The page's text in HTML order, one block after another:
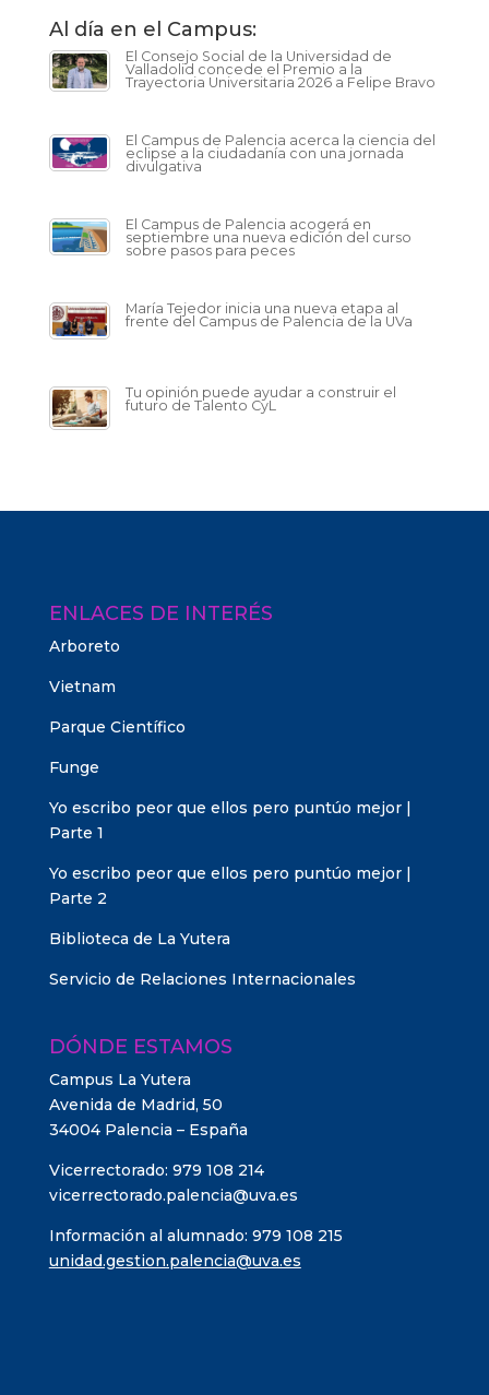
Al día en el Campus:
El Consejo Social de la Universidad de
Valladolid concede el Premio a la
Trayectoria Universitaria 2026 a Felipe Bravo
El Campus de Palencia acerca la ciencia del
eclipse a la ciudadanía con una jornada
divulgativa
El Campus de Palencia acogerá en
septiembre una nueva edición del curso
sobre pasos para peces
María Tejedor inicia una nueva etapa al
frente del Campus de Palencia de la UVa
Tu opinión puede ayudar a construir el
futuro de Talento CyL
ENLACES DE INTERÉS
Arboreto
Vietnam
Parque Científico
Funge
Yo escribo peor que ellos pero puntúo mejor |
Parte 1
Yo escribo peor que ellos pero puntúo mejor |
Parte 2
Biblioteca de La Yutera
Servicio de Relaciones Internacionales
DÓNDE ESTAMOS
Campus La Yutera
Avenida de Madrid, 50
34004 Palencia – España
Vicerrectorado: 979 108 214
vicerrectorado.palencia@uva.es
Información al alumnado: 979 108 215
unidad.gestion.palencia@uva.es